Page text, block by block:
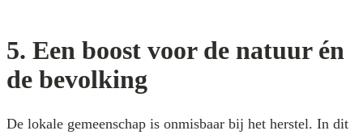
5. Een boost voor de natuur én
de bevolking
De lokale gemeenschap is onmisbaar bij het herstel. In dit